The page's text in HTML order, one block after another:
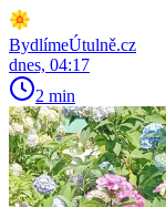
BydlímeÚtulně.cz
dnes, 04:17
2 min